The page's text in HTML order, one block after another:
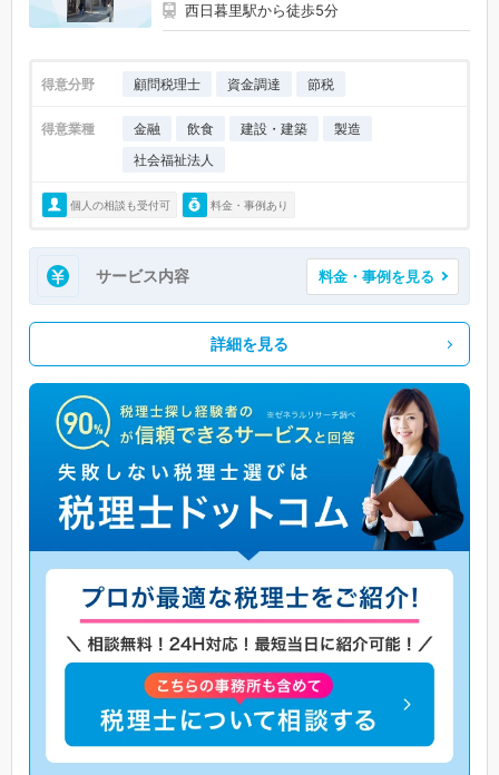
西日暮里駅から徒歩5分
得意分野 顧問税理士 資金調達 節税
得意業種 金融 飲食 建設・建築
製造
社会福祉法人
個人の相談も受付可 料金・事例あり
サービス内容 料金・事例を見る
詳細を見る